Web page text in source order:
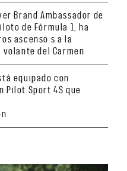
Brand Ambassador de
de Fórmula 1, ha
ascenso s a la
volante del Carmen
equipado con
Pilot Sport 4S que